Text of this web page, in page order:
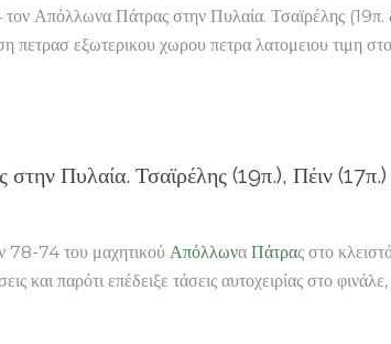
Πάτρας στην Πυλαία. Τσαϊρέλης (19π.
εξωτερικου χωρου πετρα λατομειου τιμη
ς στην Πυλαία. Τσαϊρέλης (19π.), Πέιν
78-74 του μαχητικού Απόλλωνα Πάτρας στο
παρότι επέδειξε τάσεις αυτοχειρίας στο